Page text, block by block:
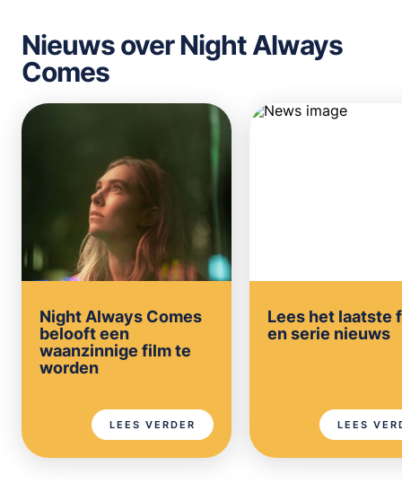
Nieuws over Night Always
Comes
Night Always Comes
belooft een
waanzinnige film te
worden
LEES VERDER
Lees het laatste
en serie nieuws
LEES